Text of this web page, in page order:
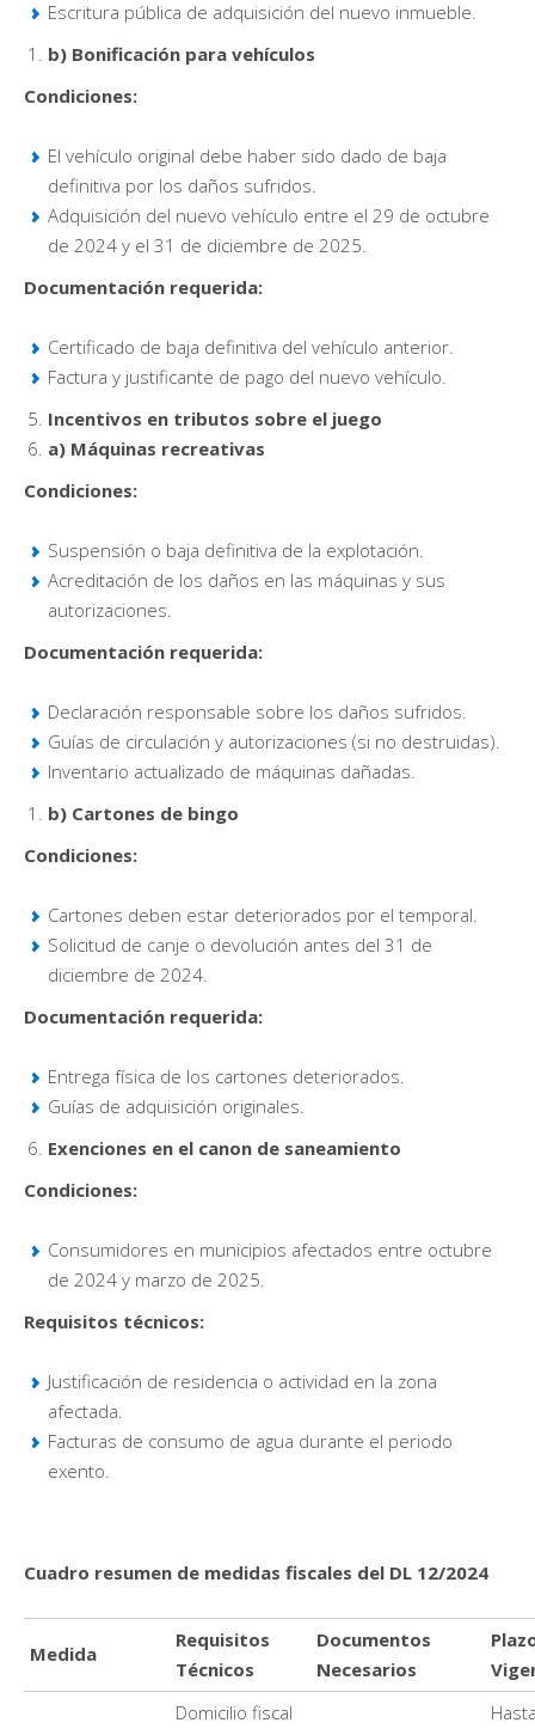
Escritura pública de adquisición del nuevo inmueble.
b) Bonificación para vehículos
Condiciones:
El vehículo original debe haber sido dado de baja
definitiva por los daños sufridos.
Adquisición del nuevo vehículo entre el 29 de octubre
de 2024 y el 31 de diciembre de 2025.
Documentación requerida:
Certificado de baja definitiva del vehículo anterior.
Factura y justificante de pago del nuevo vehículo.
Incentivos en tributos sobre el juego
a) Máquinas recreativas
Condiciones:
Suspensión o baja definitiva de la explotación.
Acreditación de los daños en las máquinas y sus
autorizaciones.
Documentación requerida:
Declaración responsable sobre los daños sufridos.
Guías de circulación y autorizaciones (si no destruidas).
Inventario actualizado de máquinas dañadas.
b) Cartones de bingo
Condiciones:
Cartones deben estar deteriorados por el temporal.
Solicitud de canje o devolución antes del 31 de
diciembre de 2024.
Documentación requerida:
Entrega física de los cartones deteriorados.
Guías de adquisición originales.
Exenciones en el canon de saneamiento
Condiciones:
Consumidores en municipios afectados entre octubre
de 2024 y marzo de 2025.
Requisitos técnicos:
Justificación de residencia o actividad en la zona
afectada.
Facturas de consumo de agua durante el periodo
exento.
Cuadro resumen de medidas fiscales del DL 12/2024
Medida
Requisitos
Técnicos
Documentos
Necesarios
Domicilio fiscal